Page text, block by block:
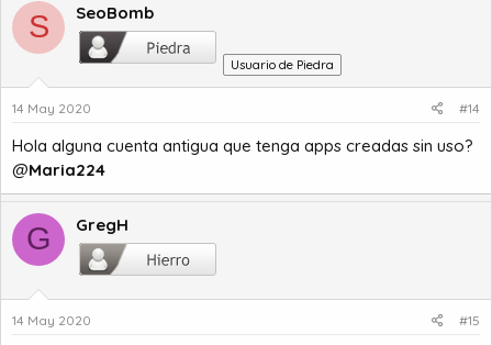
S SeoBomb
Usuario de Piedra
14 May 2020 #14
Hola alguna cuenta antigua que tenga apps creadas sin uso?
@Maria224
G GregH
14 May 2020 #15